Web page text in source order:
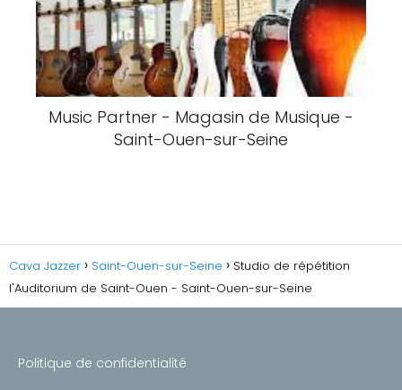
Music Partner - Magasin de Musique -
Saint-Ouen-sur-Seine
Cava Jazzer Saint-Ouen-sur-Seine
Studio de répétition
l'Auditorium de Saint-Ouen - Saint-Ouen-sur-Seine
Politique de confidentialité